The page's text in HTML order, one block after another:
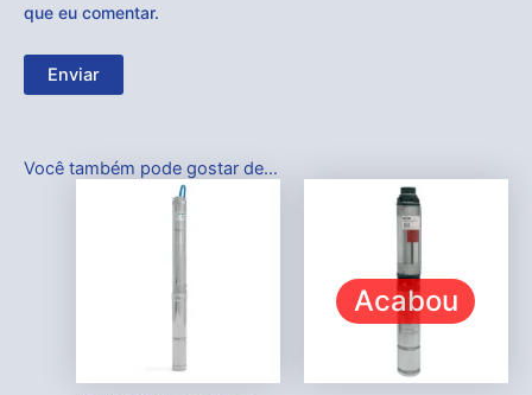
que eu comentar.
Você também pode gostar de…
Acabou